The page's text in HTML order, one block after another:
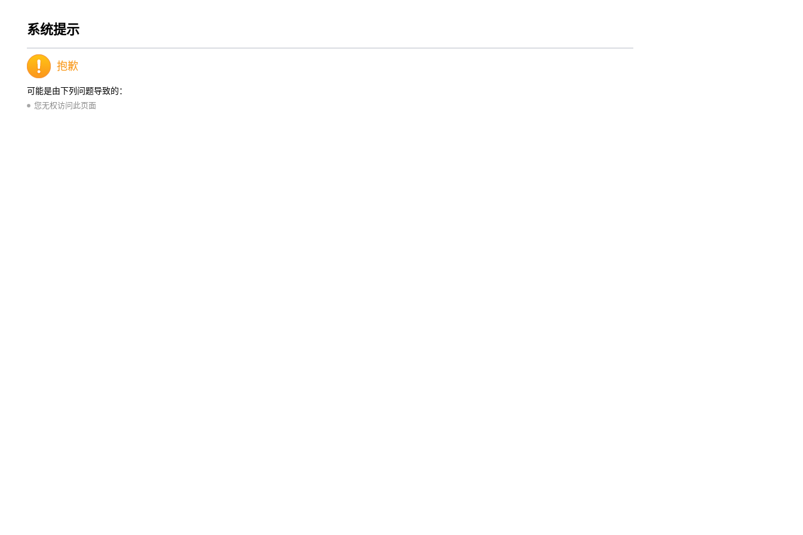
系统提示
抱歉
可能是由下列问题导致的：
您无权访问此页面